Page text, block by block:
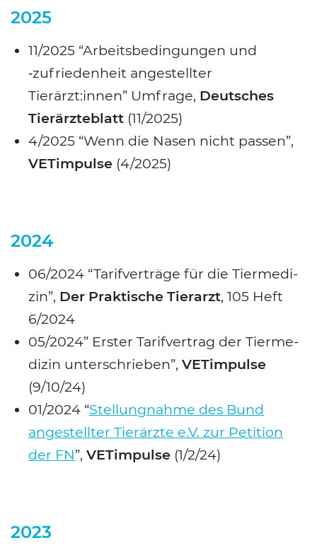
2025
11/2025 “Arbeits­be­din­gun­gen und
‑zufrie­den­heit ange­stell­ter
Tierärzt:innen” Umfra­ge, Deut­sches
Tier­ärz­te­blatt (11/2025)
4/2025 “Wenn die Nasen nicht pas­sen”,
VET­im­pul­se (4/2025)
2024
06/2024 “Tarif­ver­trä­ge für die Tier­me­di­
zin”, Der Prak­ti­sche Tier­arzt, 105 Heft
6/2024
05/2024” Ers­ter Tarif­ver­trag der Tier­me­
di­zin unter­schrie­ben”, VET­im­pul­se
(9/10/24)
01/2024 “Stel­lung­nah­me des Bund
ange­stell­ter Tier­ärz­te e.V. zur Peti­ti­on
der FN”, VET­im­pul­se (1/2/24)
2023